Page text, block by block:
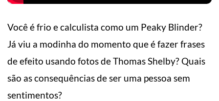
Você é frio e calculista como um Peaky Blinder?
Já viu a modinha do momento que é fazer frases
de efeito usando fotos de Thomas Shelby? Quais
são as consequências de ser uma pessoa sem
sentimentos?